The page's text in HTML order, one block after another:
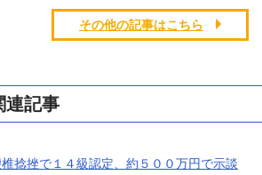
その他の記事はこちら
連記事
捻挫で１４級認定、約５００万円で示談